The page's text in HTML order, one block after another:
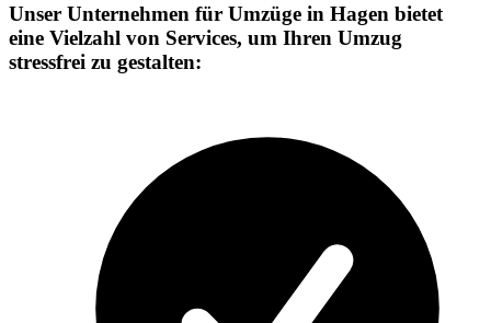
Unser Unternehmen für Umzüge in Hagen bietet
eine Vielzahl von Services, um Ihren Umzug
stressfrei zu gestalten: